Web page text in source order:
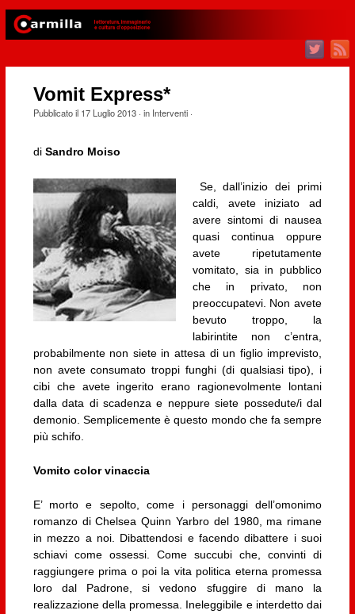
Vomit Express*
Pubblicato il 17 Luglio 2013· in Interventi·
di Sandro Moiso
Se, dall’inizio dei primi
caldi, avete iniziato ad
avere sintomi di nausea
quasi continua oppure
avete ripetutamente
vomitato, sia in pubblico
che in privato, non
preoccupatevi. Non avete
bevuto troppo, la
labirintite non c’entra,
probabilmente non siete in attesa di un figlio imprevisto,
non avete consumato troppi funghi (di qualsiasi tipo), i
cibi che avete ingerito erano ragionevolmente lontani
dalla data di scadenza e neppure siete possedute/i dal
demonio. Semplicemente è questo mondo che fa sempre
più schifo.
Vomito color vinaccia
E’ morto e sepolto, come i personaggi dell’omonimo
romanzo di Chelsea Quinn Yarbro del 1980, ma rimane
in mezzo a noi. Dibattendosi e facendo dibattere i suoi
schiavi come ossessi. Come succubi che, convinti di
raggiungere prima o poi la vita politica eterna promessa
loro dal Padrone, si vedono sfuggire di mano la
realizzazione della promessa. Ineleggibile e interdetto dai